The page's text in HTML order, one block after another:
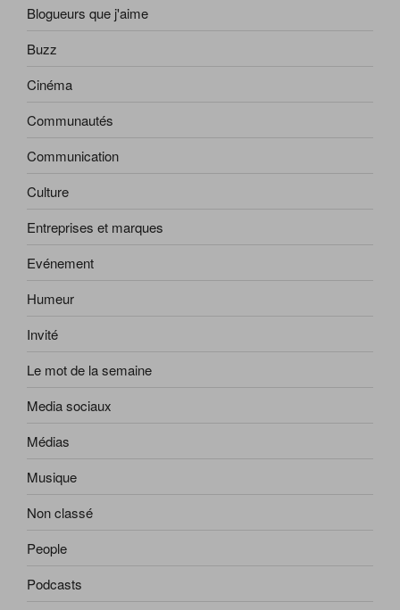
Blogueurs que j'aime
Buzz
Cinéma
Communautés
Communication
Culture
Entreprises et marques
Evénement
Humeur
Invité
Le mot de la semaine
Media sociaux
Médias
Musique
Non classé
People
Podcasts